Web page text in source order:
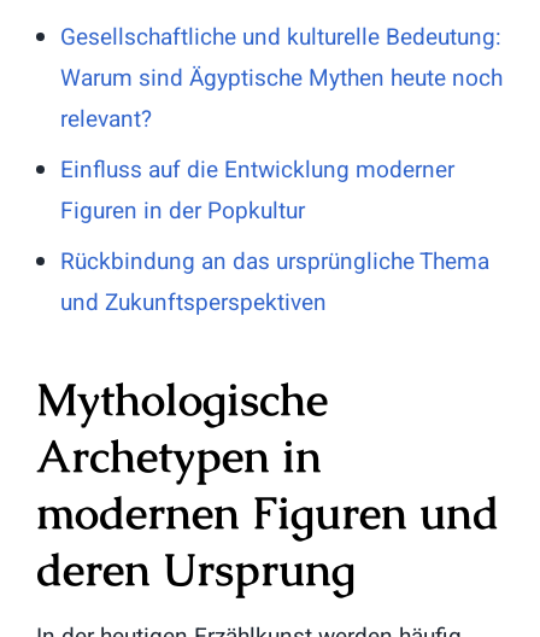
Gesellschaftliche und kulturelle Bedeutung:
Warum sind Ägyptische Mythen heute noch
relevant?
Einfluss auf die Entwicklung moderner
Figuren in der Popkultur
Rückbindung an das ursprüngliche Thema
und Zukunftsperspektiven
Mythologische
Archetypen in
modernen Figuren und
deren Ursprung